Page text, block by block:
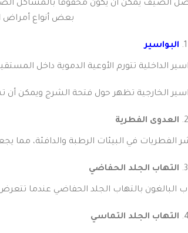
الصيف يمكن أن يكون محفوفًا بالمشاكل
بعض أنواع أمراض
البواسير
الداخلية تتورم الأوعية الدموية داخل
الخارجية تظهر حول فتحة الشرج ويمكن
العدوى الفطرية
الفطريات في البيئات الرطبة والدافئة،
التهاب الجلد الحفاضي
البالغون بالتهاب الجلد الحفاضي عندما
التهاب الجلد التماسي